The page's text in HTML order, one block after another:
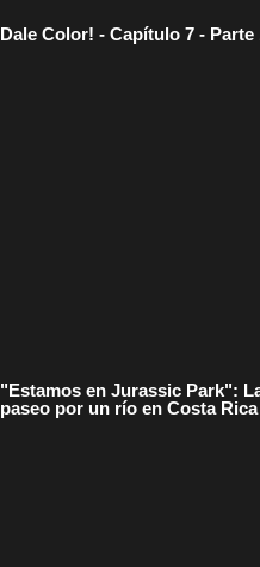
Dale Color! - Capítulo 7 -
"Estamos en Jurassic Park":
paseo por un río en Costa Rica